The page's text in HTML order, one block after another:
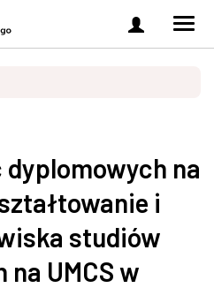
Zaloguj
się
na
i
studiów
UMCS w